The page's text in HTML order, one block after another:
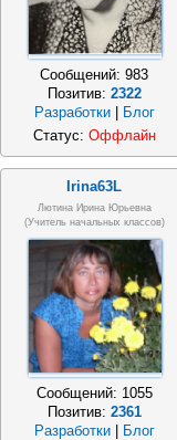
Сообщений:983
Позитив: 2322
Разработки
Блог
Статус: Оффлайн
Irina63L
Лютина Ирина Юрьевна
(Учитель начальных классов)
Сообщений: 1055
Позитив: 2361
Разработки | Блог